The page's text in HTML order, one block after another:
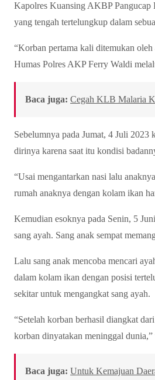
Kapolres Kuansing AKBP Pangucap
yang tengah tertelungkup dalam
“Korban pertama kali ditemukan
Humas Polres AKP Ferry Waldi
Baca juga: Cegah KLB Malaria
Sebelumnya pada Jumat, 4 Juli 2023
dirinya karena saat itu kondisi
“Usai mengantarkan nasi lalu
rumah anaknya dengan kolam ikan
Kemudian esoknya pada Senin, 5
sang ayah. Sang anak sempat
Lalu sang anak mencoba mencari
dalam kolam ikan dengan posisi
sekitar untuk mengangkat sang ayah.
“Setelah korban berhasil diangkat
korban dinyatakan meninggal dunia,”
Baca juga: Untuk Kemajuan